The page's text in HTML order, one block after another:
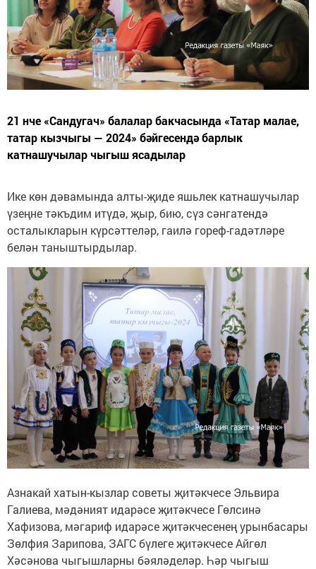
21 нче «Сандугач» балалар бакчасында «Татар малае,
татар кызчыгы — 2024» бәйгесендә барлык
катнашучылар чыгыш ясадылар
Ике көн дәвамында алты-җиде яшьлек катнашучылар
үзеңне тәкъдим итүдә, җыр, бию, сүз сәнгатендә
осталыкларын күрсәттеләр, гаилә гореф-гадәтләре
белән таныштырдылар.
Азнакай хатын-кызлар советы җитәкчесе Эльвира
Галиева, мәдәният идарәсе җитәкчесе Гөлсинә
Хафизова, мәгариф идарәсе җитәкчесенең урынбасары
Зөлфия Зарипова, ЗАГС бүлеге җитәкчесе Айгөл
Хәсәнова чыгышларны бәяләделәр. Һәр чыгыш